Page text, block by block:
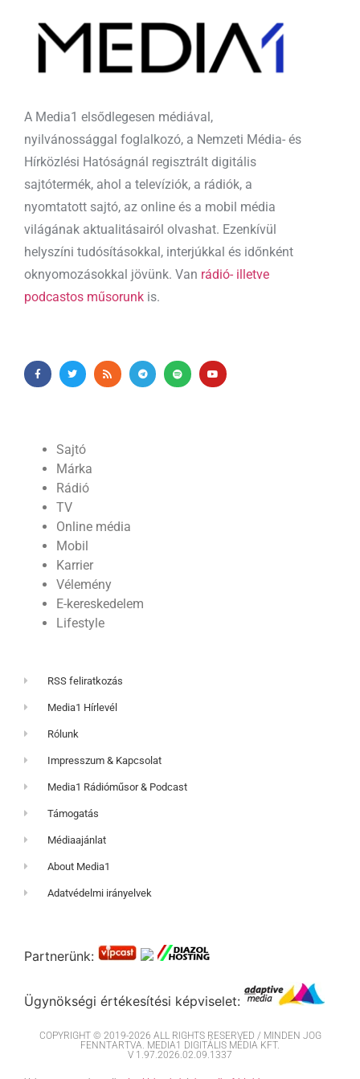
A Media1 elsődlegesen médiával,
nyilvánossággal foglalkozó, a Nemzeti Média- és
Hírközlési Hatóságnál regisztrált digitális
sajtótermék, ahol a televíziók, a rádiók, a
nyomtatott sajtó, az online és a mobil média
világának aktualitásairól olvashat. Ezenkívül
helyszíni tudósításokkal, interjúkkal és időnként
oknyomozásokkal jövünk. Van rádió- illetve
podcastos műsorunk is.
Sajtó
Márka
Rádió
TV
Online média
Mobil
Karrier
Vélemény
E-kereskedelem
Lifestyle
RSS feliratkozás
Media1 Hírlevél
Rólunk
Impresszum & Kapcsolat
Media1 Rádióműsor & Podcast
Támogatás
Médiaajánlat
About Media1
Adatvédelmi irányelvek
Partnerünk:
Ügynökségi értékesítési képviselet:
COPYRIGHT © 2019-2026 ALL RIGHTS RESERVED / MINDEN JOG
FENNTARTVA. MEDIA1 DIGITÁLIS MÉDIA KFT.
V 1.97.2026.02.09.1337